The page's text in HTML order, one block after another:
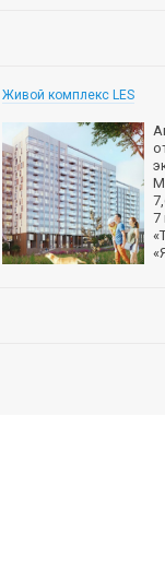
Живой комплекс LES
7